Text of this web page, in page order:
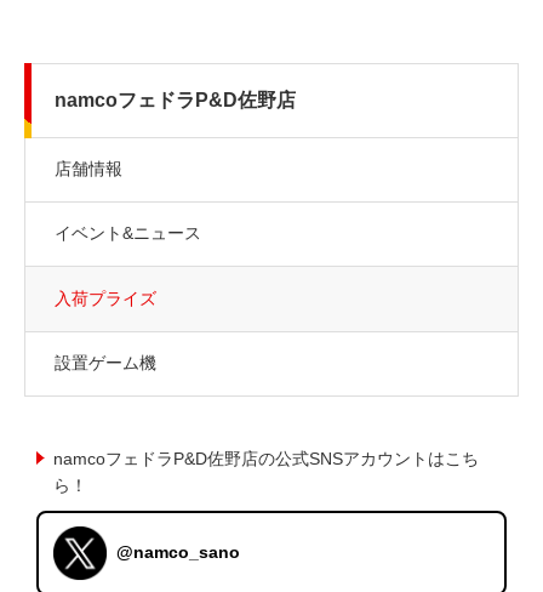
namcoフェドラP&D佐野店
店舗情報
イベント&ニュース
入荷プライズ
設置ゲーム機
namcoフェドラP&D佐野店の公式SNSアカウントはこち
ら！
@namco_sano